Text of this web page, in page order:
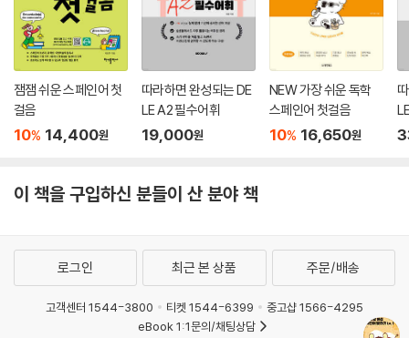
잼잼 쉬운 스페인어 첫
걸음
10% 14,400원
따라하면 완성되는 DE
LE A2 필수어휘
19,000원
NEW 가장 쉬운 독학
스페인어 첫걸음
10% 16,650원
이 책을 구입하신 분들이 산 분야 책
로그인 최근 본 상품 주문/배송
고객센터 1544-3800 티켓 1544-6399
중고샵 1566-4295
eBook 1:1문의/채팅상담